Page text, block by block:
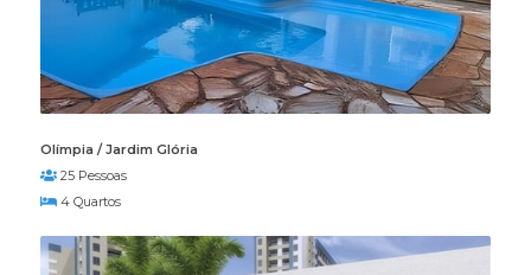
Olímpia / Jardim Glória
25 Pessoas
4 Quartos